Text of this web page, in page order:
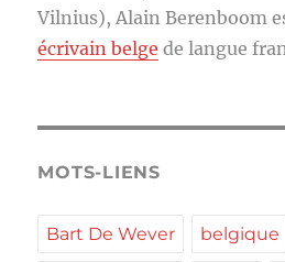
Vilnius), Alain Berenboom
écrivain belge de langue
MOTS-LIENS
Bart De Wever belgique